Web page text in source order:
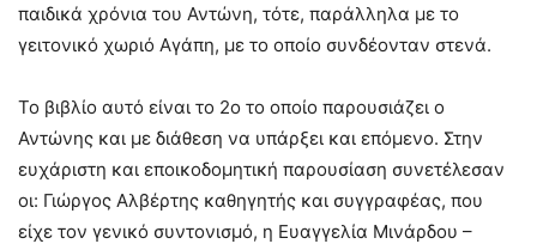
παιδικά χρόνια του Αντώνη, τότε, παράλληλα με το
γειτονικό χωριό Αγάπη, με το οποίο συνδέονταν στενά.
Το βιβλίο αυτό είναι το 2ο το οποίο παρουσιάζει ο
Αντώνης και με διάθεση να υπάρξει και επόμενο. Στην
ευχάριστη και εποικοδομητική παρουσίαση συνετέλεσαν
οι: Γιώργος Αλβέρτης καθηγητής και συγγραφέας, που
είχε τον γενικό συντονισμό, η Ευαγγελία Μινάρδου –